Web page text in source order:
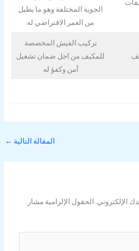
الجوية المختلفة وهو ما يطيل
من العمر الافتراضي له
تركيب الفيش المخصصة
للمكيف من اجل ضمان تشغيل
آمن وكفؤ له
المقالة التالية ←
الإلكتروني. الحقول الإلزامية مشار